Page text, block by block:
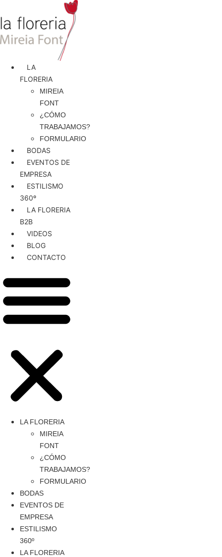
al
contenido
LA
FLORERIA
MIREIA
FONT
¿CÓMO
TRABAJAMOS?
FORMULARIO
BODAS
EVENTOS DE
EMPRESA
ESTILISMO
360º
LA FLORERIA
B2B
VIDEOS
BLOG
CONTACTO
LA FLORERIA
MIREIA
FONT
¿CÓMO
TRABAJAMOS?
FORMULARIO
BODAS
EVENTOS DE
EMPRESA
ESTILISMO
360º
LA FLORERIA